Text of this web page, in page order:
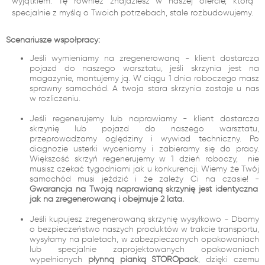
specjalnie z myślą o Twoich potrzebach, stale rozbudowujemy.
Scenariusze współpracy:
Jeśli wymieniamy na zregenerowaną - klient dostarcza
pojazd do naszego warsztatu, jeśli skrzynia jest na
magazynie, montujemy ją. W ciągu 1 dnia roboczego masz
sprawny samochód. A twoja stara skrzynia zostaje u nas
w rozliczeniu.
Jeśli regenerujemy lub naprawiamy - klient dostarcza
skrzynię lub pojazd do naszego warsztatu,
przeprowadzamy oględziny i wywiad techniczny. Po
diagnozie usterki wyceniamy i zabieramy się do pracy.
Większość skrzyń regenerujemy w 1 dzień roboczy, nie
musisz czekać tygodniami jak u konkurencji. Wiemy że Twój
samochód musi jeździć i że zależy Ci na czasie! -
Gwarancja na Twoją naprawianą skrzynię jest identyczna
jak na zregenerowaną i obejmuje 2 lata.
Jeśli kupujesz zregenerowaną skrzynię wysyłkowo - Dbamy
o bezpieczeństwo naszych produktów w trakcie transportu,
wysyłamy na paletach, w zabezpieczonych opakowaniach
lub specjalnie zaprojektowanych opakowaniach
wypełnionych płynną pianką STOROpack, dzięki czemu